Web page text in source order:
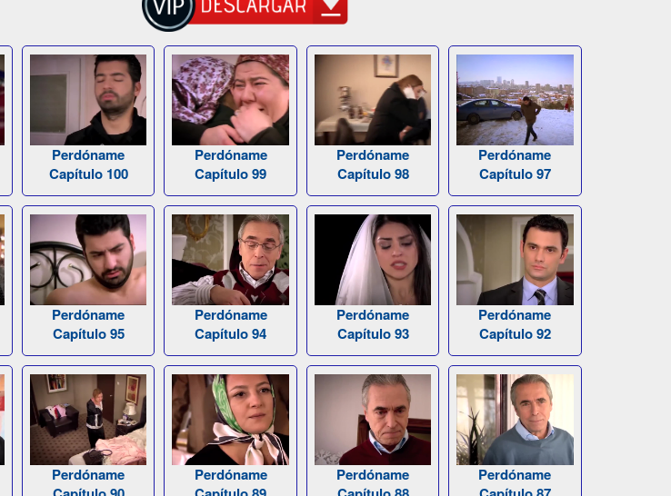
Perdóname
Capítulo 100
Perdóname
Capítulo 99
Perdóname
Capítulo 98
Perdóname
Capítulo 97
Perdóname
Capítulo 95
Perdóname
Capítulo 94
Perdóname
Capítulo 93
Perdóname
Capítulo 92
Perdóname
Perdóname
Perdóname
Perdóname